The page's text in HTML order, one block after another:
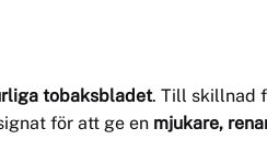
tobaksbladet. Till skillnad
för att ge en mjukare,